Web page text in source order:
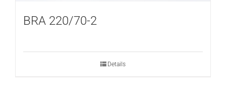
BRA 220/70-2
Details